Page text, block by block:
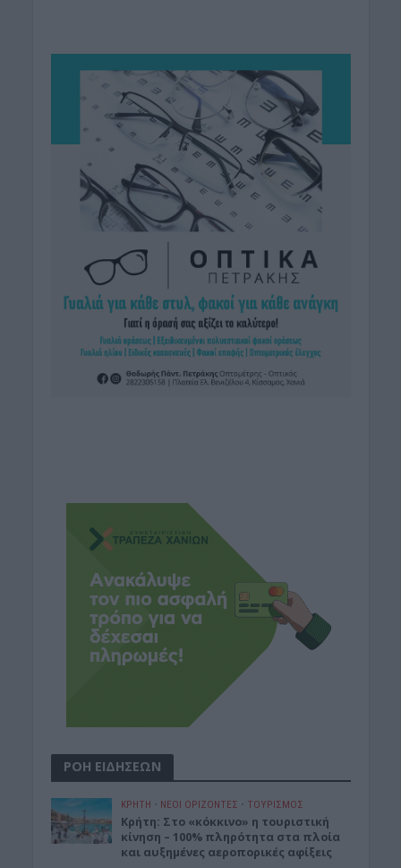
ΡΟΗ ΕΙΔΗΣΕΩΝ
ΚΡΗΤΗ • ΝΕΟΙ ΟΡΙΖΟΝΤΕΣ • ΤΟΥΡΙΣΜΟΣ
Κρήτη: Στο «κόκκινο» η τουριστική
κίνηση – 100% πληρότητα στα πλοία
και αυξημένες αεροπορικές αφίξεις